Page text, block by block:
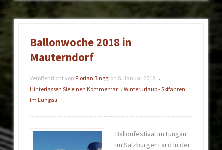
Ballonwoche 2018 in
Mauterndorf
Veröffentlicht von Florian Binggl on 8. Januar 2018 •
Hinterlassen Sie einen Kommentar • Winterurlaub - Skifahren
im Lungau
Ballonfestival im Lungau
im Salzburger Land In der